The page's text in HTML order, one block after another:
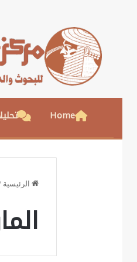
Home
الرئيسية